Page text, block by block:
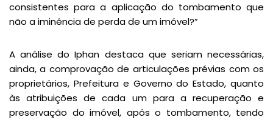
consistentes para a aplicação do tombamento que
não a iminência de perda de um imóvel?”
A análise do Iphan destaca que seriam necessárias,
ainda, a comprovação de articulações prévias com os
proprietários, Prefeitura e Governo do Estado, quanto
às atribuições de cada um para a recuperação e
preservação do imóvel, após o tombamento, tendo